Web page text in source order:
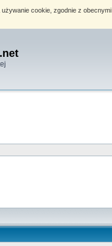
cookie, zgodnie z obecnymi